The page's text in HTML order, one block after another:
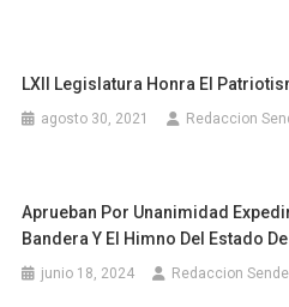
LXII Legislatura Honra El
agosto 30, 2021 Redaccion
Aprueban Por Unanimidad
Bandera Y El Himno Del Estado
junio 18, 2024 Redaccion